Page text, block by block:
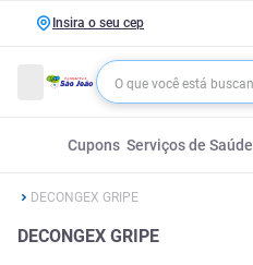
Insira o seu cep
Cupons Serviços de Saúde
DECONGEX GRIPE
DECONGEX GRIPE